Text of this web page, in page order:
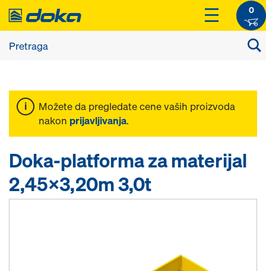
0
Možete da pregledate cene vaših proizvoda
nakon prijavljivanja.
Doka-platforma za materijal
2,45x3,20m 3,0t